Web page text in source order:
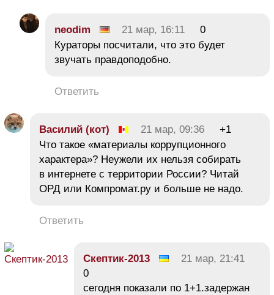
neodim 21 мар, 16:11
0
Кураторы посчитали, что это будет
звучать правдоподобно.
Ответить
Василий (кот) 21 мар, 09:36
+1
Что такое «материалы коррупционного
характера»? Неужели их нельзя собирать
в интернете с территории России? Читай
ОРД или Компромат.ру и больше не надо.
Ответить
Скептик-2013
21 мар, 21:41
0
сегодня показали по 1+1.задержан